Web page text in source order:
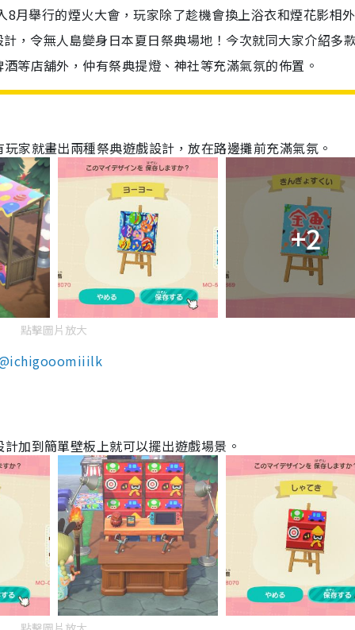
月舉行的煙火大會，玩家除了趁機會換上浴衣和煙花影相
，令無人島變身日本夏日祭典場地！今次就同大家介紹多
等店舖外，仲有祭典提燈、神社等充滿氣氛的佈置。
家就畫出兩種祭典遊戲設計，放在路邊攤前充滿氣氛。
+2
點擊圖片放大
加到簡單壁板上就可以擺出遊戲場景。